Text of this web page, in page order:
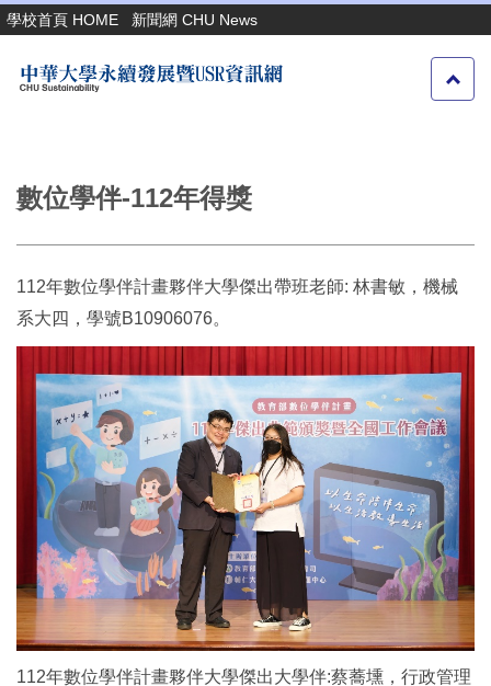
跳
到
要
學校首頁 HOME 新聞網 CHU News
數位學伴-112年得獎
112年數位學伴計畫夥伴大學傑出帶班老師: 林書敏，機械
系大四，學號B10906076。
112年數位學伴計畫夥伴大學傑出大學伴:蔡蕎壎，行政管理